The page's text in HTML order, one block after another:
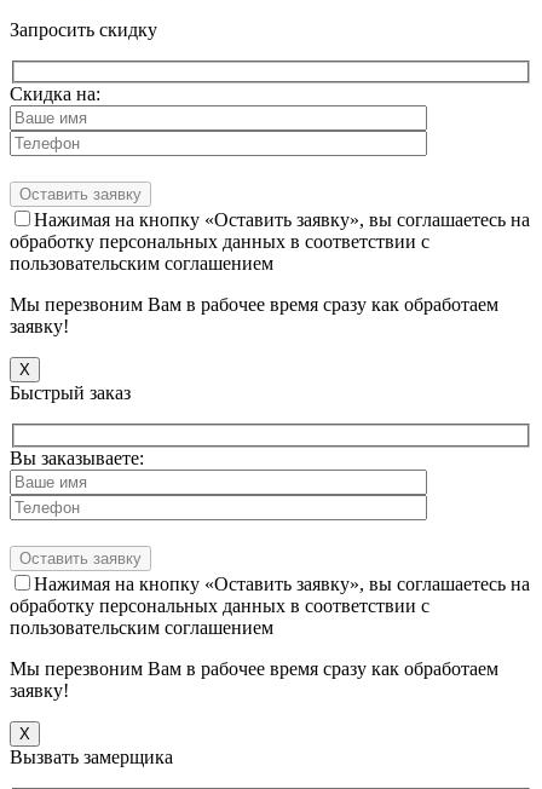
Запросить скидку
Скидка на:
Нажимая на кнопку «Оставить заявку», вы соглашаетесь на
обработку персональных данных в соответствии с
пользовательским соглашением
Мы перезвоним Вам в рабочее время сразу как обработаем
заявку!
X
Быстрый заказ
Вы заказываете:
Нажимая на кнопку «Оставить заявку», вы соглашаетесь на
обработку персональных данных в соответствии с
пользовательским соглашением
Мы перезвоним Вам в рабочее время сразу как обработаем
заявку!
X
Вызвать замерщика